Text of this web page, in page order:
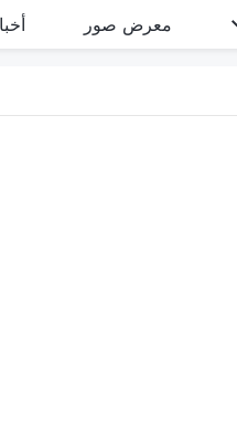
معرض صور